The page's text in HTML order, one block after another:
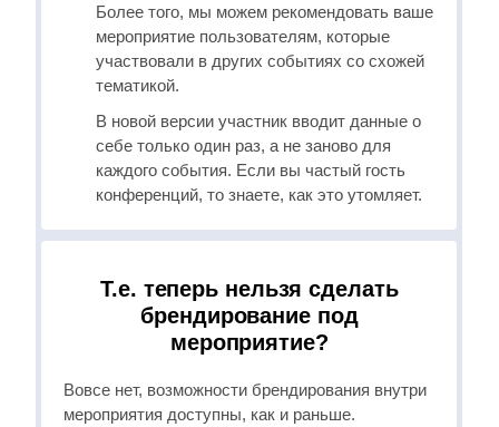
Более того, мы можем рекомендовать ваше
мероприятие пользователям, которые
участвовали в других событиях со схожей
тематикой.
В новой версии участник вводит данные о
себе только один раз, а не заново для
каждого события. Если вы частый гость
конференций, то знаете, как это утомляет.
Т.е. теперь нельзя сделать
брендирование под
мероприятие?
Вовсе нет, возможности брендирования внутри
мероприятия доступны, как и раньше.